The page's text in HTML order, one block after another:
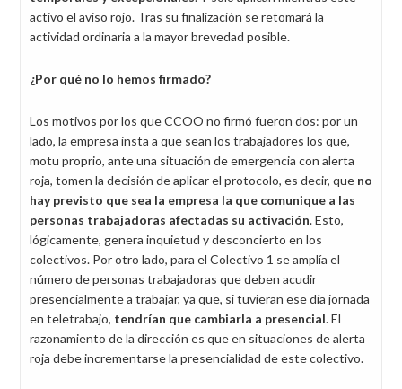
activo el aviso rojo. Tras su finalización se retomará la
actividad ordinaria a la mayor brevedad posible.
¿Por qué no lo hemos firmado?
Los motivos por los que CCOO no firmó fueron dos: por un
lado, la empresa insta a que sean los trabajadores los que,
motu proprio, ante una situación de emergencia con alerta
roja, tomen la decisión de aplicar el protocolo, es decir, que no
hay previsto que sea la empresa la que comunique a las
personas trabajadoras afectadas su activación. Esto,
lógicamente, genera inquietud y desconcierto en los
colectivos. Por otro lado, para el Colectivo 1 se amplía el
número de personas trabajadoras que deben acudir
presencialmente a trabajar, ya que, si tuvieran ese día jornada
en teletrabajo, tendrían que cambiarla a presencial. El
razonamiento de la dirección es que en situaciones de alerta
roja debe incrementarse la presencialidad de este colectivo.